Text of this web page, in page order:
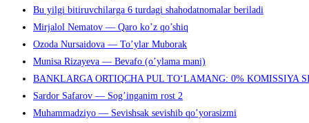
Bu yilgi bitiruvchilarga 6 turdagi shahodatnomalar beriladi
Mirjalol Nematov — Qaro ko’z qo’shiq
Ozoda Nursaidova — To’ylar Muborak
Munisa Rizayeva — Bevafo (o’ylama mani)
BANKLARGA ORTIQCHA PUL TO‘LAMANG: 0% KOMISSIYA
Sardor Safarov — Sog’inganim rost 2
Muhammadziyo — Sevishsak sevishib qo’yorasizmi